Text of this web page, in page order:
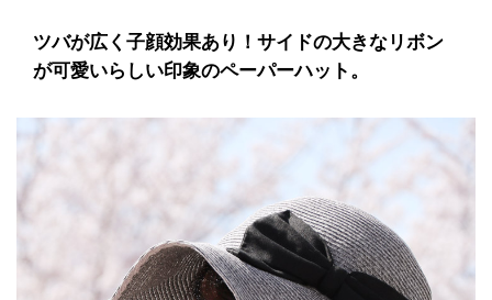
ツバが広く子顔効果あり！サイドの大きなリボン
が可愛いらしい印象のペーパーハット。